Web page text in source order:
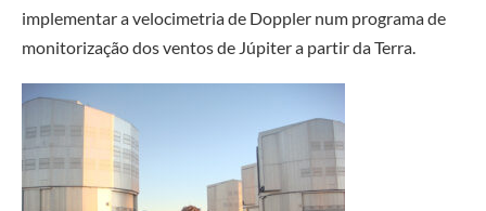
implementar a velocimetria de Doppler num programa de
monitorização dos ventos de Júpiter a partir da Terra.